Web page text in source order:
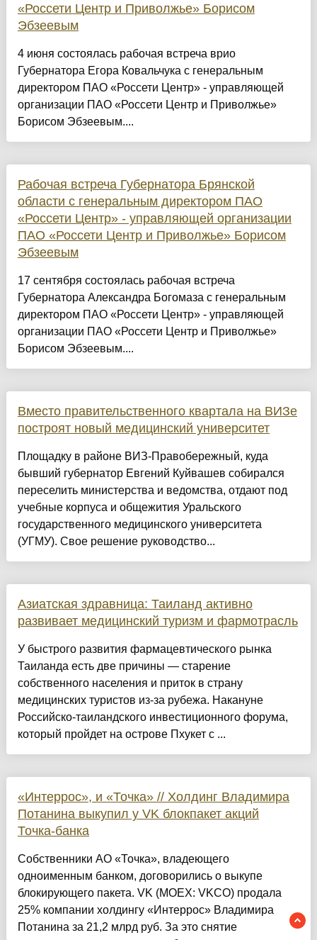
«Россети Центр и Приволжье» Борисом
Эбзеевым
4 июня состоялась рабочая встреча врио
Губернатора Егора Ковальчука с генеральным
директором ПАО «Россети Центр» - управляющей
организации ПАО «Россети Центр и Приволжье»
Борисом Эбзеевым....
Рабочая встреча Губернатора Брянской
области с генеральным директором ПАО
«Россети Центр» - управляющей организации
ПАО «Россети Центр и Приволжье» Борисом
Эбзеевым
17 сентября состоялась рабочая встреча
Губернатора Александра Богомаза с генеральным
директором ПАО «Россети Центр» - управляющей
организации ПАО «Россети Центр и Приволжье»
Борисом Эбзеевым....
Вместо правительственного квартала на ВИЗе
построят новый медицинский университет
Площадку в районе ВИЗ-Правобережный, куда
бывший губернатор Евгений Куйвашев собирался
переселить министерства и ведомства, отдают под
учебные корпуса и общежития Уральского
государственного медицинского университета
(УГМУ). Свое решение руководство...
Азиатская здравница: Таиланд активно
развивает медицинский туризм и фармотрасль
У быстрого развития фармацевтического рынка
Таиланда есть две причины — старение
собственного населения и приток в страну
медицинских туристов из-за рубежа. Накануне
Российско-таиландского инвестиционного форума,
который пройдет на острове Пхукет с ...
«Интеррос», и «Точка» // Холдинг Владимира
Потанина выкупил у VK блокпакет акций
Точка-банка
Собственники АО «Точка», владеющего
одноименным банком, договорились о выкупе
блокирующего пакета. VK (MOEX: VKCO) продала
25% компании холдингу «Интеррос» Владимира
Потанина за 21,2 млрд руб. За это снятие